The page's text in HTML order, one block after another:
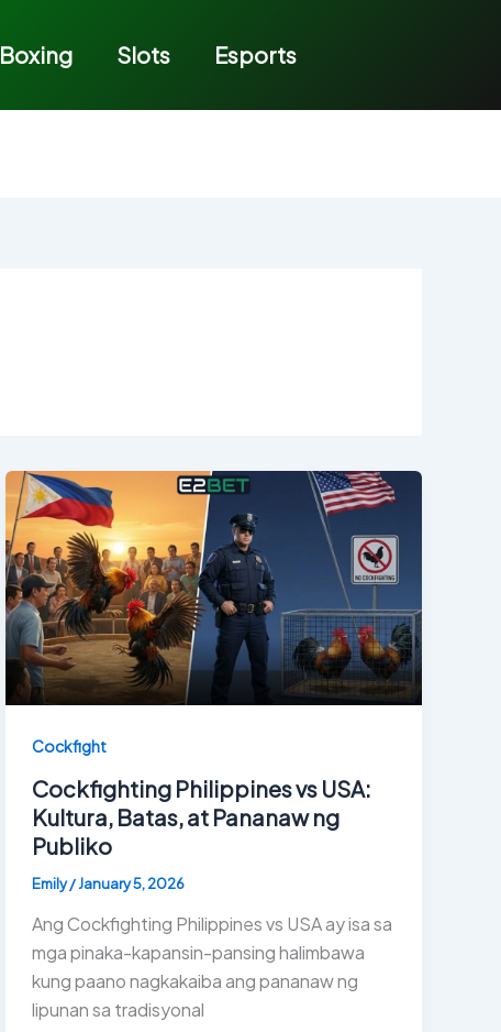
Boxing Slots Esports
Cockfight
Cockfighting Philippines vs USA:
Kultura, Batas, at Pananaw ng
Publiko
Emily/January 5, 2026
Ang Cockfighting Philippines vs USA ay isa sa
mga pinaka-kapansin-pansing halimbawa
kung paano nagkakaiba ang pananaw ng
lipunan sa tradisyonal